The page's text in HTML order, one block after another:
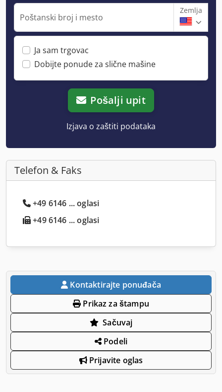
Poštanski broj i mesto
Zemlja
Ja sam trgovac
Dobijte ponude za slične mašine
Pošalji upit
Izjava o zaštiti podataka
Telefon & Faks
+49 6146 ... oglasi
+49 6146 ... oglasi
Kontaktirajte ponuđača
Prikaz za štampu
Sačuvaj
Podeli
Prijavite oglas